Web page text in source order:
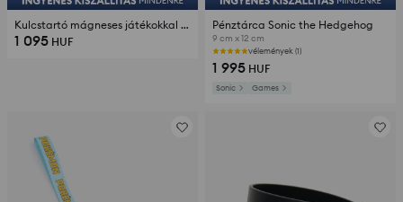
Kulcstartó mágneses játékokkal és érintőceruzával
1 095 HUF
Pénztárca Sonic the Hedgehog
9 cm x 12 cm
vélemények (1)
1 995 HUF
Sonic Games